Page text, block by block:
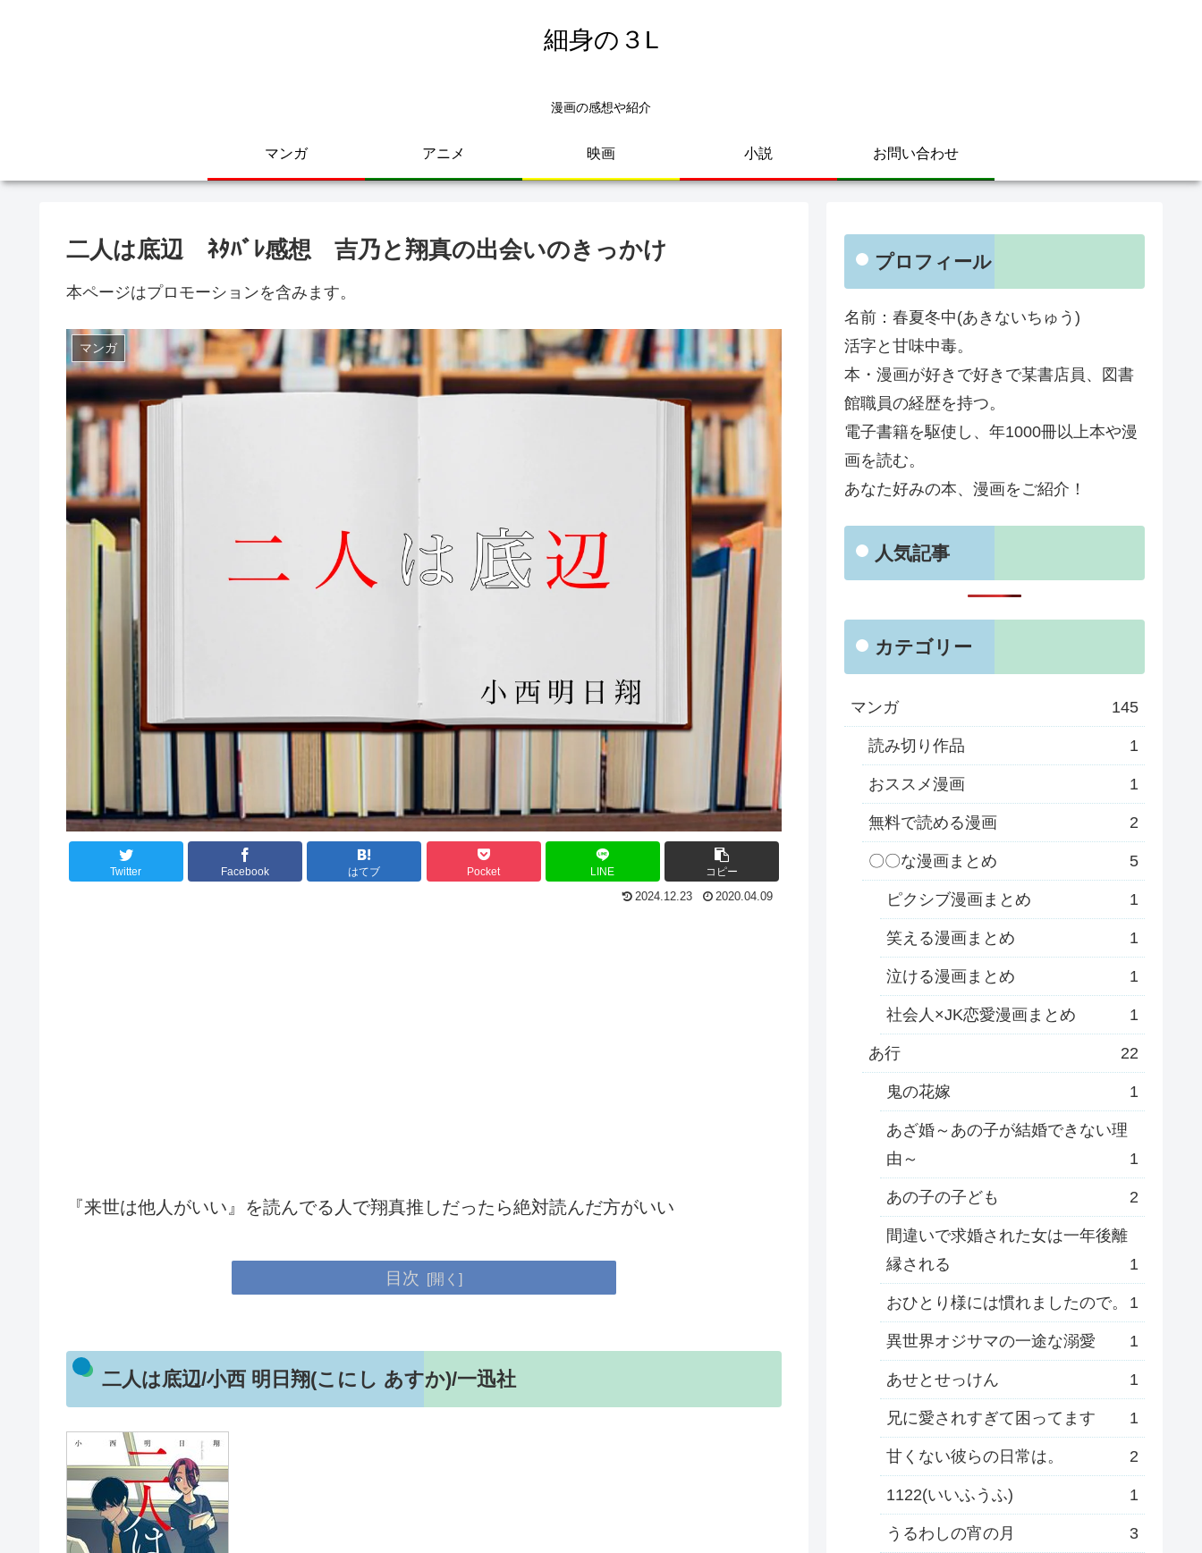
細身の３L
漫画の感想や紹介
マンガ アニメ 映画 小説 お問い合わせ
二人は底辺 ﾈﾀﾊﾞﾚ感想 吉乃と翔真の出会いのきっかけ
本ページはプロモーションを含みます。
マンガ
Twitter Facebook はてブ Pocket LINE コピー
2024.12.23 2020.04.09
『来世は他人がいい』を読んでる人で翔真推しだったら絶対読んだ方がいい
目次
二人は底辺/小西 明日翔(こにし あすか)/一迅社
プロフィール
名前：春夏冬中(あきないちゅう)
活字と甘味中毒。
本・漫画が好きで好きで某書店員、図書
館職員の経歴を持つ。
電子書籍を駆使し、年1000冊以上本や漫
画を読む。
あなた好みの本、漫画をご紹介！
人気記事
カテゴリー
マンガ 145
読み切り作品 1
おススメ漫画 1
無料で読める漫画 2
〇〇な漫画まとめ 5
ピクシブ漫画まとめ 1
笑える漫画まとめ 1
泣ける漫画まとめ 1
社会人×JK恋愛漫画まとめ 1
あ行 22
鬼の花嫁 1
あざ婚～あの子が結婚できない理
由～
1
あの子の子ども 2
間違いで求婚された女は一年後離
縁される
1
おひとり様には慣れましたので。 1
異世界オジサマの一途な溺愛 1
あせとせっけん 1
兄に愛されすぎて困ってます 1
甘くない彼らの日常は。 2
1122(いいふうふ) 1
うるわしの宵の月 3